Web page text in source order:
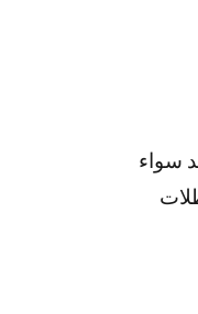
سواء